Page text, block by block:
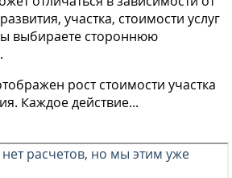
участка, стоимости услуг
выбираете стороннюю
рост стоимости участка
Каждое действие...